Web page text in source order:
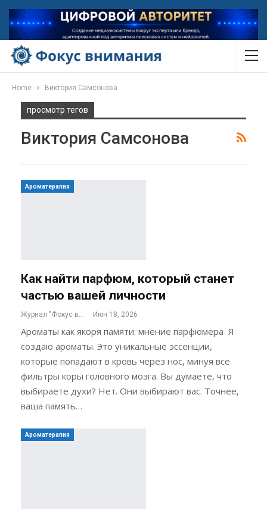
Home Виктория Самсонова
просмотр тегов
Виктория Самсонова
Ароматерапия
Как найти парфюм, который станет
частью вашей личности
Журнал "Фокус внимания" Июн 18, 2026
Ароматы как якоря памяти: мнение парфюмера Я
создаю ароматы. Это уникальные эссенции,
которые попадают в кровь через нос, минуя все
фильтры коры головного мозга. Вы думаете, что
выбираете духи? Нет. Они выбирают вас. Точнее,
ваша память…
Ароматерапия